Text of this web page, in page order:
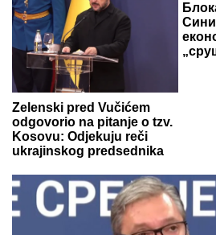
Zelenski pred Vučićem
odgovorio na pitanje o tzv.
Kosovu: Odjekuju reči
ukrajinskog predsednika